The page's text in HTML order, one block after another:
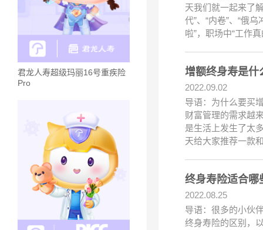
君龙人寿超级玛丽16号重疾险
Pro
天我们就一起来了
代”、“内卷”、“俄
啦”，职场中“工作
增额终身寿是什
2022.09.02
导语：为什么要买
财富管理的需求越
是生活上发生了太
天给大家推荐一款
终身寿险适合哪
2022.08.25
导语：很多的小伙
终身寿险的区别，